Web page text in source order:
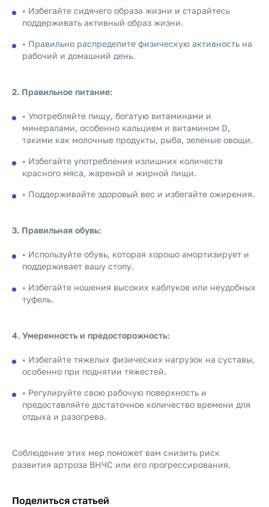
• Избегайте сидячего образа жизни и старайтесь
поддерживать активный образ жизни.
• Правильно распределите физическую активность на
рабочий и домашний день.
2. Правильное питание:
• Употребляйте пищу, богатую витаминами и
минералами, особенно кальцием и витамином D,
такими как молочные продукты, рыба, зеленые овощи.
• Избегайте употребления излишних количеств
красного мяса, жареной и жирной пищи.
• Поддерживайте здоровый вес и избегайте ожирения.
3. Правильная обувь:
• Используйте обувь, которая хорошо амортизирует и
поддерживает вашу стопу.
• Избегайте ношения высоких каблуков или неудобных
туфель.
4. Умеренность и предосторожность:
• Избегайте тяжелых физических нагрузок на суставы,
особенно при поднятии тяжестей.
• Регулируйте свою рабочую поверхность и
предоставляйте достаточное количество времени для
отдыха и разогрева.
Соблюдение этих мер поможет вам снизить риск
развития артроза ВНЧС или его прогрессирования.
Поделиться статьей